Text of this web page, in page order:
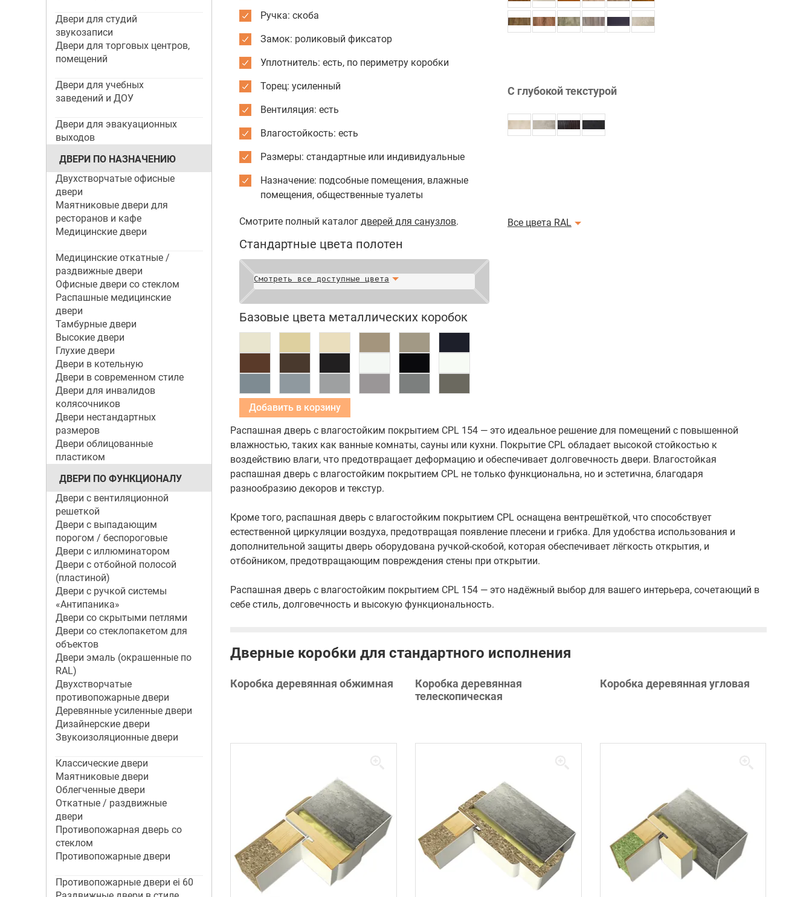
Двери для студий
звукозаписи
Двери для торговых центров,
помещений
Двери для учебных
заведений и ДОУ
Двери для эвакуационных
выходов
ДВЕРИ ПО НАЗНАЧЕНИЮ
Двухстворчатые офисные
двери
Маятниковые двери для
ресторанов и кафе
Медицинские двери
Медицинские откатные /
раздвижные двери
Офисные двери со стеклом
Распашные медицинские
двери
Тамбурные двери
Высокие двери
Глухие двери
Двери в котельную
Двери в современном стиле
Двери для инвалидов
колясочников
Двери нестандартных
размеров
Двери облицованные
пластиком
ДВЕРИ ПО ФУНКЦИОНАЛУ
Двери с вентиляционной
решеткой
Двери с выпадающим
порогом / беспороговые
Двери с иллюминатором
Двери с отбойной полосой
(пластиной)
Двери с ручкой системы
«Антипаника»
Двери со скрытыми петлями
Двери со стеклопакетом для
объектов
Двери эмаль (окрашенные по
RAL)
Двухстворчатые
противопожарные двери
Деревянные усиленные двери
Дизайнерские двери
Звукоизоляционные двери
Классические двери
Маятниковые двери
Облегченные двери
Откатные / раздвижные
двери
Противопожарная дверь со
стеклом
Противопожарные двери
Противопожарные двери ei 60
Ручка: скоба
Замок: роликовый фиксатор
Уплотнитель: есть, по периметру коробки
Торец: усиленный
Вентиляция: есть
Влагостойкость: есть
Размеры: стандартные или индивидуальные
Назначение: подсобные помещения, влажные
помещения, общественные туалеты
Смотрите полный каталогдверей для санузлов.
Стандартные цвета полотен
Смотреть все доступные цвета
Базовые цвета металлических коробок
Добавить в корзину
С глубокой текстурой
Все цвета RAL
Распашная дверь с влагостойким покрытием CPL 154 — это идеальное решение для помещений с повышенной
влажностью, таких как ванные комнаты, сауны или кухни. Покрытие CPL обладает высокой стойкостью к
воздействию влаги, что предотвращает деформацию и обеспечивает долговечность двери. Влагостойкая
распашная дверь с влагостойким покрытием CPL не только функциональна, но и эстетична, благодаря
разнообразию декоров и текстур.
Кроме того, распашная дверь с влагостойким покрытием CPL оснащена вентрешёткой, что способствует
естественной циркуляции воздуха, предотвращая появление плесени и грибка. Для удобства использования и
дополнительной защиты дверь оборудована ручкой-скобой, которая обеспечивает лёгкость открытия, и
отбойником, предотвращающим повреждения стены при открытии.
Распашная дверь с влагостойким покрытием CPL 154 — это надёжный выбор для вашего интерьера, сочетающий в
себе стиль, долговечность и высокую функциональность.
Дверные коробки для стандартного исполнения
Коробка деревянная обжимная
Коробка деревянная
телескопическая
Коробка деревянная угловая